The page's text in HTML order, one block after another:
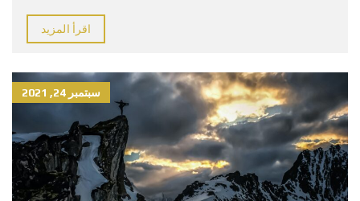
اقرأ المزيد
سبتمبر 24, 2021